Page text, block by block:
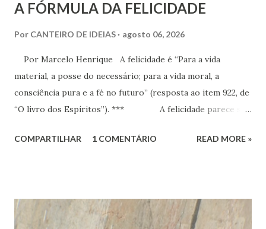
A FÓRMULA DA FELICIDADE
Por CANTEIRO DE IDEIAS agosto 06, 2026
Por Marcelo Henrique A felicidade é “Para a vida
material, a posse do necessário; para a vida moral, a
consciência pura e a fé no futuro” (resposta ao item 922, de
“O livro dos Espíritos”). *** A felicidade parece ser
desejo, a aspiração, o projeto de vida de cada criatura,
alegria. Esta última corresponde a instantes, momentos que
têm duração variável e que pertencem ao âmbito dos
COMPARTILHAR 1 COMENTÁRIO READ MORE »